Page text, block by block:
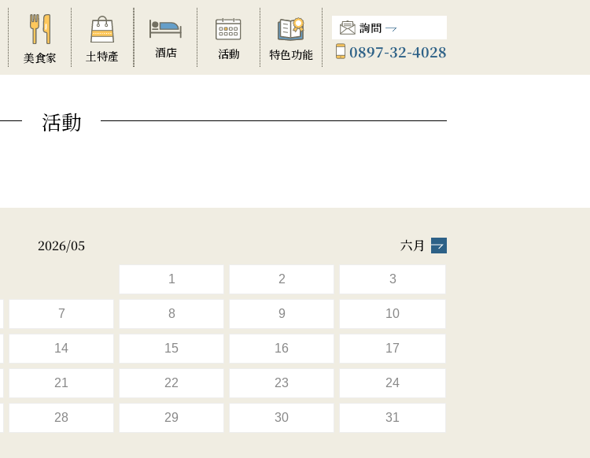
美食家 土特產 酒店 活動 特色功能
詢問
0897-32-4028
活動
2026/05 六月
1 2 3
7 8 9 10
14 15 16 17
21 22 23 24
28 29 30 31